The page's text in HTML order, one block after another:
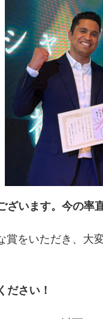
ざいます。今の率
賞をいただき、大
ださい！